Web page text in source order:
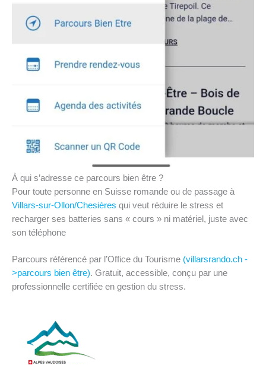
À qui s’adresse ce parcours bien être ?
Pour toute personne en Suisse romande ou de passage à
Villars-sur-Ollon/Chesières qui veut réduire le stress et
recharger ses batteries sans « cours » ni matériel, juste avec
son téléphone
Parcours référencé par l’Office du Tourisme (villarsrando.ch -
>parcours bien être). Gratuit, accessible, conçu par une
professionnelle certifiée en gestion du stress.